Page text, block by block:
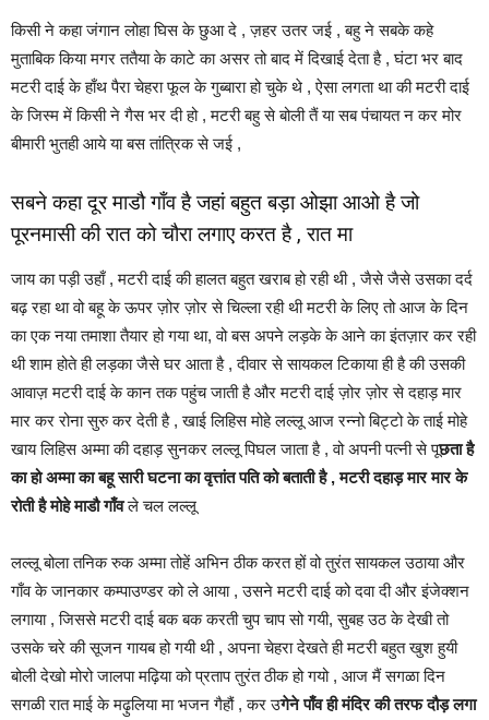
किसी ने कहा जंगान लोहा घिस के छुआ दे , ज़हर उतर जई , बहु ने सबके कहे
मुताबिक किया मगर ततैया के काटे का असर तो बाद में दिखाई देता है , घंटा भर बाद
मटरी दाई के हाँथ पैरा चेहरा फूल के गुब्बारा हो चुके थे , ऐसा लगता था की मटरी दाई
के जिस्म में किसी ने गैस भर दी हो , मटरी बहु से बोली तैं या सब पंचायत न कर मोर
बीमारी भुतही आये या बस तांत्रिक से जई ,
सबने कहा दूर माडौ गाँव है जहां बहुत बड़ा ओझा आओ है जो
पूरनमासी की रात को चौरा लगाए करत है , रात मा
जाय का पड़ी उहाँ , मटरी दाई की हालत बहुत खराब हो रही थी , जैसे जैसे उसका दर्द
बढ़ रहा था वो बहू के ऊपर ज़ोर ज़ोर से चिल्ला रही थी मटरी के लिए तो आज के दिन
का एक नया तमाशा तैयार हो गया था, वो बस अपने लड़के के आने का इंतज़ार कर रही
थी शाम होते ही लड़का जैसे घर आता है , दीवार से सायकल टिकाया ही है की उसकी
आवाज़ मटरी दाई के कान तक पहुंच जाती है और मटरी दाई ज़ोर ज़ोर से दहाड़ मार
मार कर रोना सुरु कर देती है , खाई लिहिस मोहे लल्लू आज रन्नो बिट्टो के ताई मोहे
खाय लिहिस अम्मा की दहाड़ सुनकर लल्लू पिघल जाता है , वो अपनी पत्नी से पूछता है
का हो अम्मा का बहू सारी घटना का वृत्तांत पति को बताती है , मटरी दहाड़ मार मार के
रोती है मोहे माडौ गाँवले चल लल्लू
लल्लू बोला तनिक रुक अम्मा तोहें अभिन ठीक करत हों वो तुरंत सायकल उठाया और
गाँव के जानकार कम्पाउण्डर को ले आया , उसने मटरी दाई को दवा दी और इंजेक्शन
लगाया , जिससे मटरी दाई बक बक करती चुप चाप सो गयी, सुबह उठ के देखी तो
उसके चरे की सूजन गायब हो गयी थी , अपना चेहरा देखते ही मटरी बहुत खुश हुयी
बोली देखो मोरो जालपा मढ़िया को प्रताप तुरंत ठीक हो गयो , आज मैं सगळा दिन
सगळी रात माई के मढ़ुलिया मा भजन गैहौं , कर उगेने पाँव ही मंदिर की तरफ दौड़ लगा